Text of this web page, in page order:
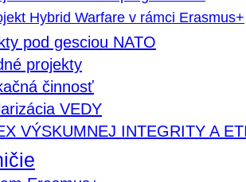
Hybrid Warfare v rámci Erasmus+
pod gesciou NATO
projekty
činnosť
VEDY
VÝSKUMNEJ INTEGRITY A